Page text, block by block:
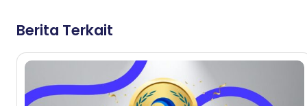
Berita Terkait